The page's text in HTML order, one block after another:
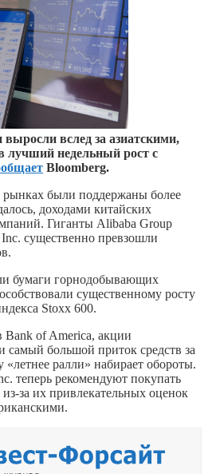
вслед за азиатскими,
лучший недельный рост с
Bloomberg.
рынках были поддержаны более
доходами китайских
Гиганты Alibaba Group
существенно превзошли
бумаги горнодобывающих
существенному росту
Stoxx 600.
Bank of America, акции
самый большой приток средств за
«летнее ралли» набирает обороты.
теперь рекомендуют покупать
за их привлекательных оценок